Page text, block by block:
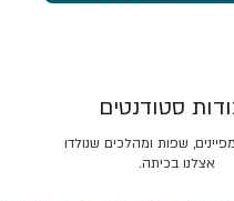
שפות ומהלכים שנולדו
אצלנו בכיתה.
סטודנטים